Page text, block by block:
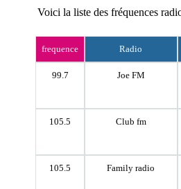
Voici la liste des fréquences
frequence Radio
99.7 Joe FM
105.5 Club fm
105.5 Family radio